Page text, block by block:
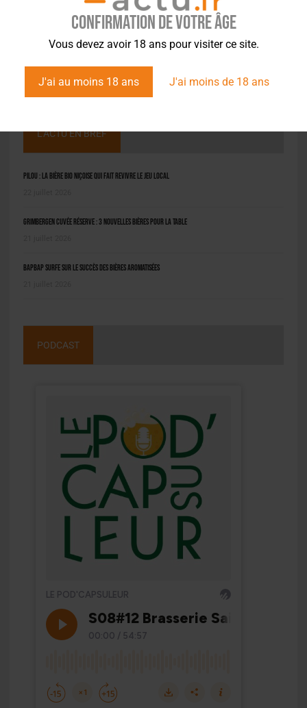
Confirmation de votre âge
Vous devez avoir 18 ans pour visiter ce site.
J'ai au moins 18 ans J'ai moins de 18 ans
L'ACTU EN BREF
Pilou : la bière bio niçoise qui fait revivre le jeu local
Grimbergen Cuvée Réserve : 3 nouvelles bières pour la table
BAPBAP surfe sur le succès des bières aromatisées
PODCAST